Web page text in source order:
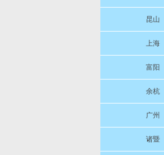
昆山
上海
富阳
余杭
广州
诸暨